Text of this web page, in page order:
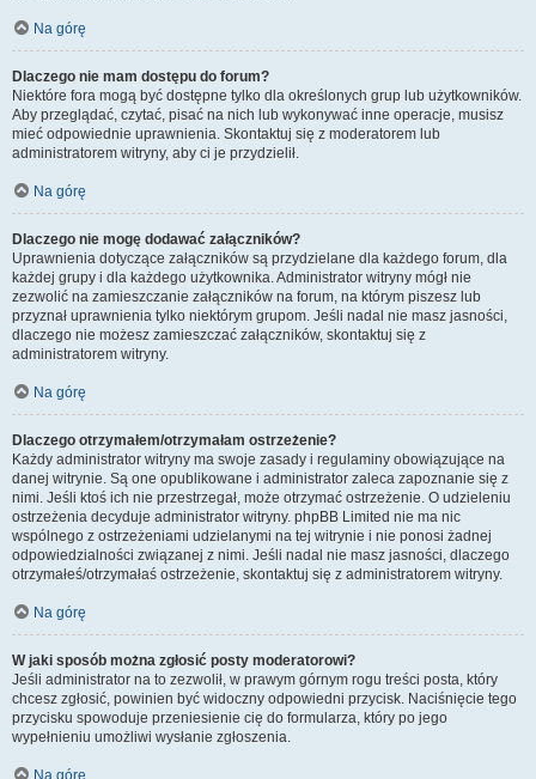
Na górę
Dlaczego nie mam dostępu do forum?
Niektóre fora mogą być dostępne tylko dla określonych grup lub użytkowników.
Aby przeglądać, czytać, pisać na nich lub wykonywać inne operacje, musisz
mieć odpowiednie uprawnienia. Skontaktuj się z moderatorem lub
administratorem witryny, aby ci je przydzielił.
Na górę
Dlaczego nie mogę dodawać załączników?
Uprawnienia dotyczące załączników są przydzielane dla każdego forum, dla
każdej grupy i dla każdego użytkownika. Administrator witryny mógł nie
zezwolić na zamieszczanie załączników na forum, na którym piszesz lub
przyznał uprawnienia tylko niektórym grupom. Jeśli nadal nie masz jasności,
dlaczego nie możesz zamieszczać załączników, skontaktuj się z
administratorem witryny.
Na górę
Dlaczego otrzymałem/otrzymałam ostrzeżenie?
Każdy administrator witryny ma swoje zasady i regulaminy obowiązujące na
danej witrynie. Są one opublikowane i administrator zaleca zapoznanie się z
nimi. Jeśli ktoś ich nie przestrzegał, może otrzymać ostrzeżenie. O udzieleniu
ostrzeżenia decyduje administrator witryny. phpBB Limited nie ma nic
wspólnego z ostrzeżeniami udzielanymi na tej witrynie i nie ponosi żadnej
odpowiedzialności związanej z nimi. Jeśli nadal nie masz jasności, dlaczego
otrzymałeś/otrzymałaś ostrzeżenie, skontaktuj się z administratorem witryny.
Na górę
W jaki sposób można zgłosić posty moderatorowi?
Jeśli administrator na to zezwolił, w prawym górnym rogu treści posta, który
chcesz zgłosić, powinien być widoczny odpowiedni przycisk. Naciśnięcie tego
przycisku spowoduje przeniesienie cię do formularza, który po jego
wypełnieniu umożliwi wysłanie zgłoszenia.
Na górę